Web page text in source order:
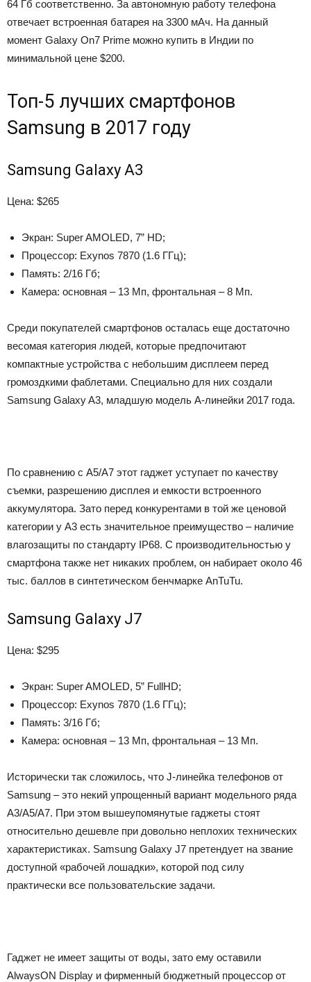
64 Гб соответственно. За автономную работу телефона
отвечает встроенная батарея на 3300 мАч. На данный
момент Galaxy On7 Prime можно купить в Индии по
минимальной цене $200.
Топ-5 лучших смартфонов
Samsung в 2017 году
Samsung Galaxy A3
Цена: $265
Экран: Super AMOLED, 7” HD;
Процессор: Exynos 7870 (1.6 ГГц);
Память: 2/16 Гб;
Камера: основная – 13 Мп, фронтальная – 8 Мп.
Среди покупателей смартфонов осталась еще достаточно
весомая категория людей, которые предпочитают
компактные устройства с небольшим дисплеем перед
громоздкими фаблетами. Специально для них создали
Samsung Galaxy A3, младшую модель A-линейки 2017 года.
По сравнению с A5/A7 этот гаджет уступает по качеству
съемки, разрешению дисплея и емкости встроенного
аккумулятора. Зато перед конкурентами в той же ценовой
категории у A3 есть значительное преимущество – наличие
влагозащиты по стандарту IP68. С производительностью у
смартфона также нет никаких проблем, он набирает около 46
тыс. баллов в синтетическом бенчмарке AnTuTu.
Samsung Galaxy J7
Цена: $295
Экран: Super AMOLED, 5” FullHD;
Процессор: Exynos 7870 (1.6 ГГц);
Память: 3/16 Гб;
Камера: основная – 13 Мп, фронтальная – 13 Мп.
Исторически так сложилось, что J-линейка телефонов от
Samsung – это некий упрощенный вариант модельного ряда
A3/A5/A7. При этом вышеупомянутые гаджеты стоят
относительно дешевле при довольно неплохих технических
характеристиках. Samsung Galaxy J7 претендует на звание
доступной «рабочей лошадки», которой под силу
практически все пользовательские задачи.
Гаджет не имеет защиты от воды, зато ему оставили
AlwaysON Display и фирменный бюджетный процессор от